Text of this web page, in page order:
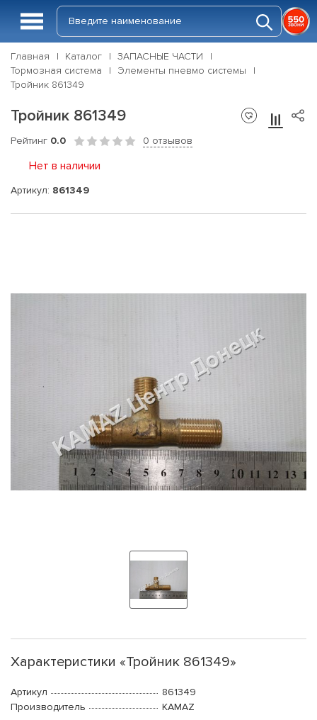
Главная Каталог
ЗАПАСНЫЕ ЧАСТИ
Тормозная система
Элементы пневмо системы
Тройник 861349
Тройник 861349
Рейтинг 0.0 0 отзывов
Нет в наличии
Артикул: 861349
Характеристики «Тройник 861349»
Артикул
861349
Производитель
KAMAZ